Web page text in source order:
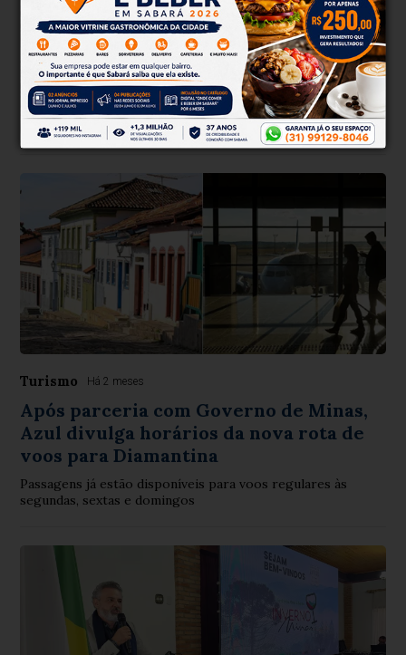
Nova rota Ferrovia da Bocaina apoiada
pela Emater-MG impulsiona turismo na
Zona da Mata
Circuito reúne 21 empreendimentos de produtores,
empreendedores e prefeituras de Lima Duarte, Olaria e
Bom Jardim de Minas
Turismo Há 2 meses
Após parceria com Governo de Minas,
Azul divulga horários da nova rota de
voos para Diamantina
Passagens já estão disponíveis para voos regulares às
segundas, sextas e domingos